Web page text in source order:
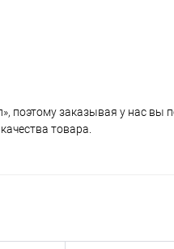
поэтому заказывая у нас вы
товара.